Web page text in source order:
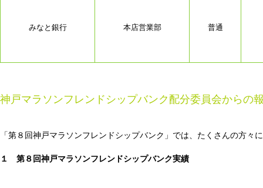
みなと銀行 本店営業部 普通
神戸マラソンフレンドシップバンク配分委員会からの
「第８回神戸マラソンフレンドシップバンク」では、たくさんの方
１ 第８回神戸マラソンフレンドシップバンク実績